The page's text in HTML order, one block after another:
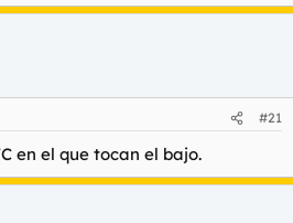
#21
en el que tocan el bajo.